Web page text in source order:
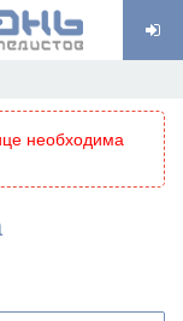
необходима